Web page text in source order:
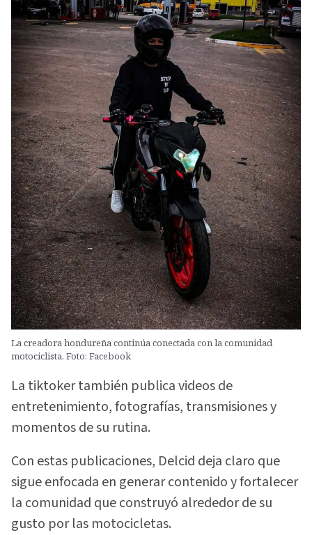
La creadora hondureña continúa conectada con la comunidad
motociclista. Foto: Facebook
La tiktoker también publica videos de
entretenimiento, fotografías, transmisiones y
momentos de su rutina.
Con estas publicaciones, Delcid deja claro que
sigue enfocada en generar contenido y fortalecer
la comunidad que construyó alrededor de su
gusto por las motocicletas.